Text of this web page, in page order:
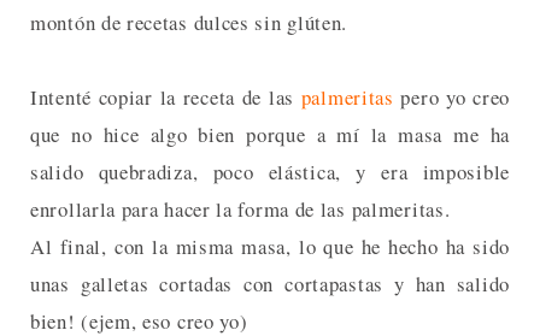
montón de recetas dulces sin glúten.
Intenté copiar la receta de las palmeritas pero yo creo
que no hice algo bien porque a mí la masa me ha
salido quebradiza, poco elástica, y era imposible
enrollarla para hacer la forma de las palmeritas.
Al final, con la misma masa, lo que he hecho ha sido
unas galletas cortadas con cortapastas y han salido
bien! (ejem, eso creo yo)